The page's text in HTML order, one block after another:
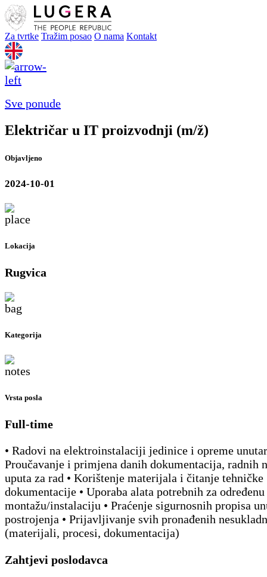
Za tvrtke Tražim posao O nama Kontakt
Sve ponude
Električar u IT proizvodnji (m/ž)
Objavljeno
2024-10-01
Lokacija
Rugvica
Kategorija
Vrsta posla
Full-time
• Radovi na elektroinstalaciji jedinice i opreme
Proučavanje i primjena danih dokumentacija, radnih
uputa za rad • Korištenje materijala i čitanje tehničke
dokumentacije • Uporaba alata potrebnih za određenu
montažu/instalaciju • Praćenje sigurnosnih propisa
postrojenja • Prijavljivanje svih pronađenih
(materijali, procesi, dokumentacija)
Zahtjevi poslodavca